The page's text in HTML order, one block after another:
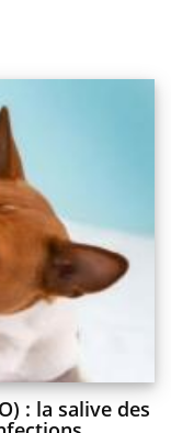
: la salive des